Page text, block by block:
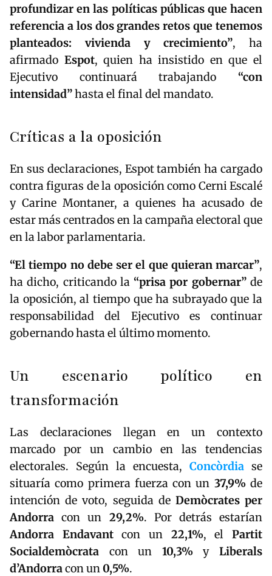
profundizar en las políticas públicas que hacen
referencia a los dos grandes retos que tenemos
planteados: vivienda y crecimiento”, ha
afirmado Espot, quien ha insistido en que el
Ejecutivo continuará trabajando “con
intensidad”hasta el final del mandato.
Críticas a la oposición
En sus declaraciones, Espot también ha cargado
contra figuras de la oposición como Cerni Escalé
y Carine Montaner, a quienes ha acusado de
estar más centrados en la campaña electoral que
en la labor parlamentaria.
“El tiempo no debe ser el que quieran marcar”,
ha dicho, criticando la “prisa por gobernar”de
la oposición, al tiempo que ha subrayado que la
responsabilidad del Ejecutivo es continuar
gobernando hasta el último momento.
Un escenario político en
transformación
Las declaraciones llegan en un contexto
marcado por un cambio en las tendencias
electorales. Según la encuesta, Concòrdia se
situaría como primera fuerza con un 37,9%de
intención de voto, seguida de Demòcrates per
Andorra con un 29,2%. Por detrás estarían
Andorra Endavantcon un 22,1%, elPartit
Socialdemòcrata con un 10,3%yLiberals
d’Andorracon un0,5%.